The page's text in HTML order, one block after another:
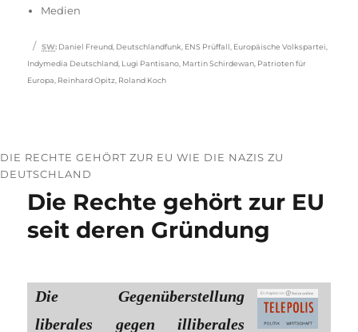
Medien
Schlagwörter
SW: Daniel Freund Deutschlandfunk ENS Prüffall Europäische Volkspartei
Indymedia Deutschland Lugi Pantisano Martin Schirdewan Patrioten für
Europa Reinhard Opitz Roland Koch
DIE RECHTE GEHÖRT ZUR EU WIE DIE NAZIS ZU
DEUTSCHLAND
Die Rechte gehört zur EU
seit deren Gründung
Die Gegenüberstellung
liberales gegen illiberales